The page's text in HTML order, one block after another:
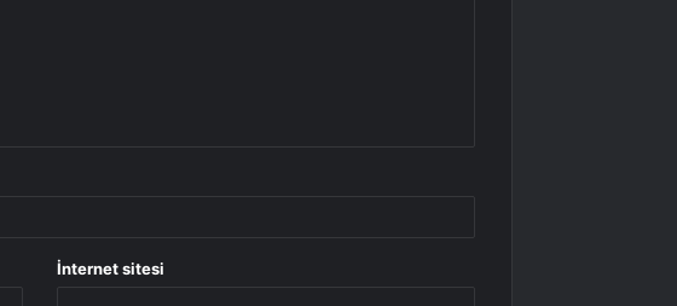
İnternet sitesi